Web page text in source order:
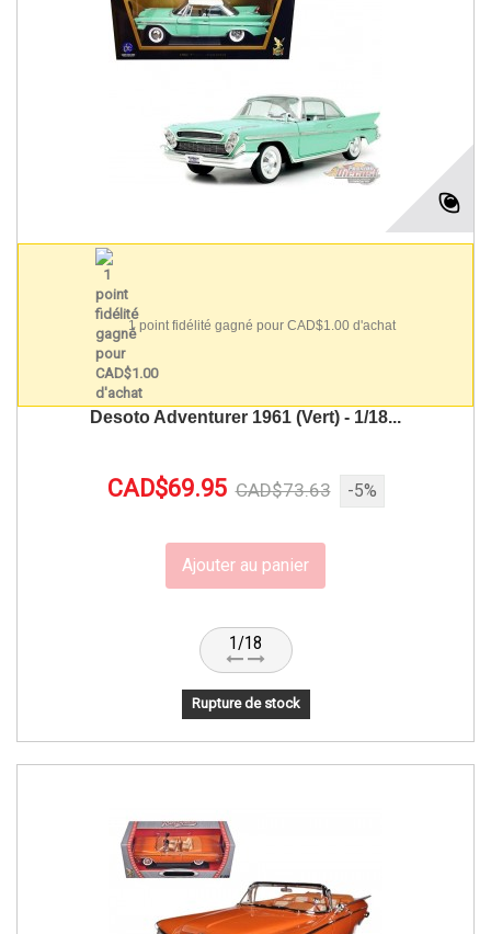
1 point fidélité gagné pour CAD$1.00 d'achat
Desoto Adventurer 1961 (Vert) - 1/18...
CAD$69.95 CAD$73.63 -5%
Ajouter au panier
1/18
Rupture de stock